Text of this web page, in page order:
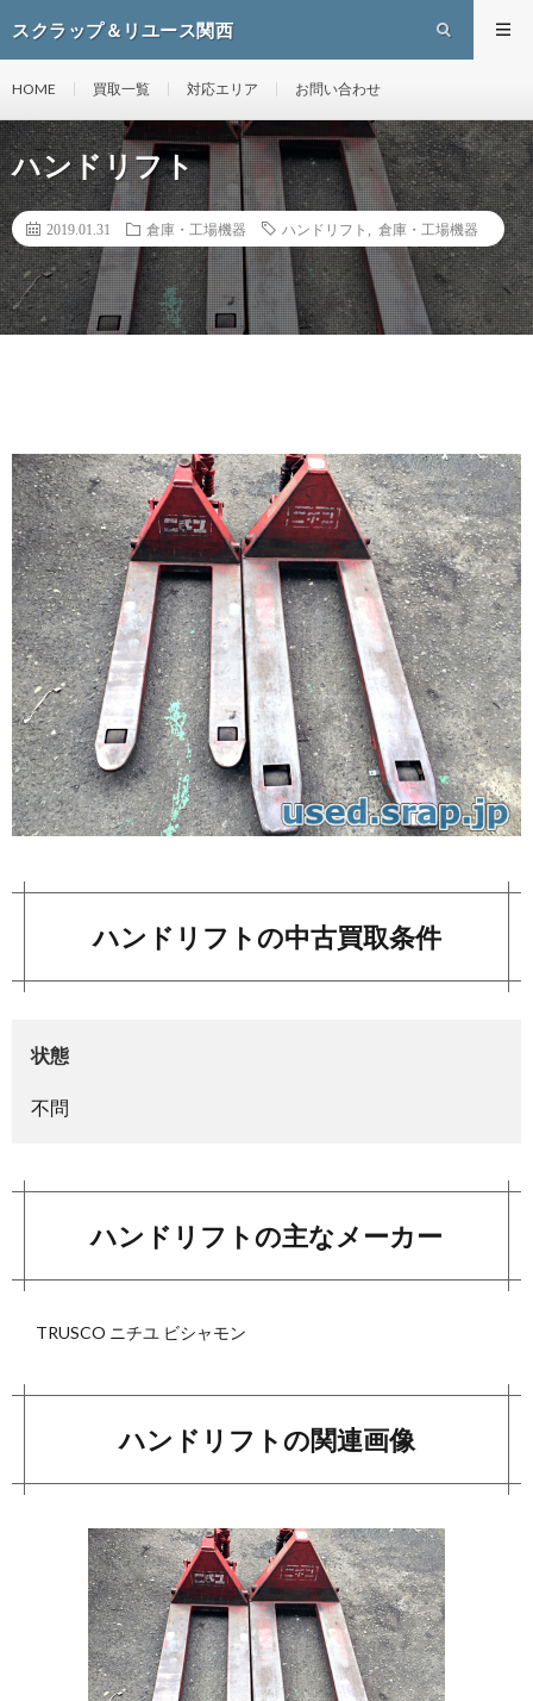
スクラップ＆リユース関西
HOME 買取一覧 対応エリア お問い合わせ
ハンドリフト
2019.01.31 倉庫・工場機器 ハンドリフト 倉庫・工場機器
ハンドリフトの中古買取条件
状態
不問
ハンドリフトの主なメーカー
TRUSCO ニチユ ビシャモン
ハンドリフトの関連画像